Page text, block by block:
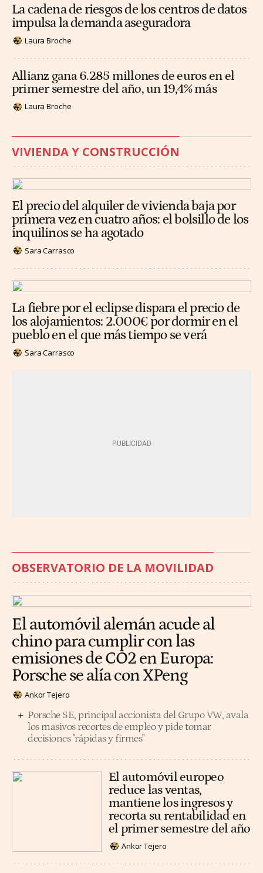
La cadena de riesgos de los centros de datos
impulsa la demanda aseguradora
Laura Broche
Allianz gana 6.285 millones de euros en el
primer semestre del año, un 19,4% más
Laura Broche
VIVIENDA Y CONSTRUCCIÓN
El precio del alquiler de vivienda baja por
primera vez en cuatro años: el bolsillo de los
inquilinos se ha agotado
Sara Carrasco
La fiebre por el eclipse dispara el precio de
los alojamientos: 2.000€ por dormir en el
pueblo en el que más tiempo se verá
Sara Carrasco
OBSERVATORIO DE LA MOVILIDAD
El automóvil alemán acude al
chino para cumplir con las
emisiones de CO2 en Europa:
Porsche se alía con XPeng
Ankor Tejero
Porsche SE, principal accionista del Grupo VW, avala
los masivos recortes de empleo y pide tomar
decisiones "rápidas y firmes"
El automóvil europeo
reduce las ventas,
mantiene los ingresos y
recorta su rentabilidad en
el primer semestre del año
Ankor Tejero